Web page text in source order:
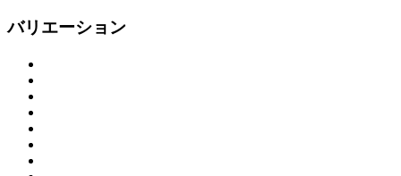
バリエーション